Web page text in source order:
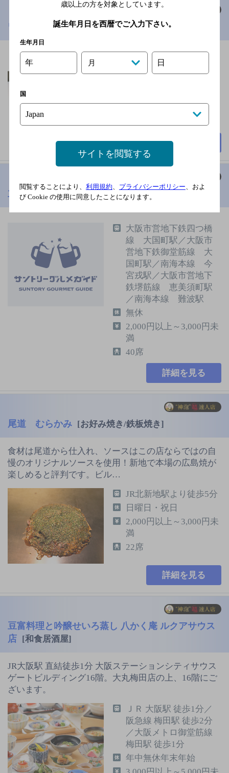
ワンカルビ 我孫子店 [焼肉]
詳細を見る
立ち呑みうちだ [居酒屋]
大阪市営地下鉄四つ橋
線 大国町駅／大阪市
営地下鉄御堂筋線 大
国町駅／南海本線 今
宮戎駅／大阪市営地下
鉄堺筋線 恵美須町駅
／南海本線 難波駅
無休
2,000円以上～3,000円未
満
40席
詳細を見る
尾道 むらかみ [お好み焼き/鉄板焼き]
食材は尾道から仕入れ、ソースはこの店ならではの自
慢のオリジナルソースを使用！新地で本場の広島焼が
楽しめると評判です。ビル…
JR北新地駅より徒歩5分
日曜日・祝日
2,000円以上～3,000円未
満
22席
詳細を見る
豆富料理と吟醸せいろ蒸し 八かく庵 ルクアサウス
店
[和食居酒屋]
JR大阪駅 直結徒歩1分 大阪ステーションシティサウス
ゲートビルディング16階。大丸梅田店の上、16階にご
ざいます。
ＪＲ 大阪駅 徒歩1分／
阪急線 梅田駅 徒歩2分
／大阪メトロ御堂筋線
梅田駅 徒歩1分
年中無休年末年始
歳以上の方を対象としています。
誕生年月日を西暦でご入力下さい。
生年月日
年 月 日
国
サイトを閲覧する
閲覧することにより、 利用規約、 プライバシーポリシー、およ
び Cookie の使用に同意したことになります。